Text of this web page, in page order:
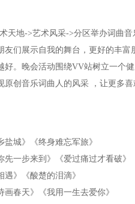
天地->艺术风采->分区举办词曲
友们展示自我的舞台，更好的丰
好。晚会活动围绕VV站树立一个
原创音乐词曲人的风采 ，让更多
盐城》《终身难忘军旅》
先一步来到》《爱过痛过才看破》
遇》《酸楚的泪滴》
画春天》《我用一生去爱你》